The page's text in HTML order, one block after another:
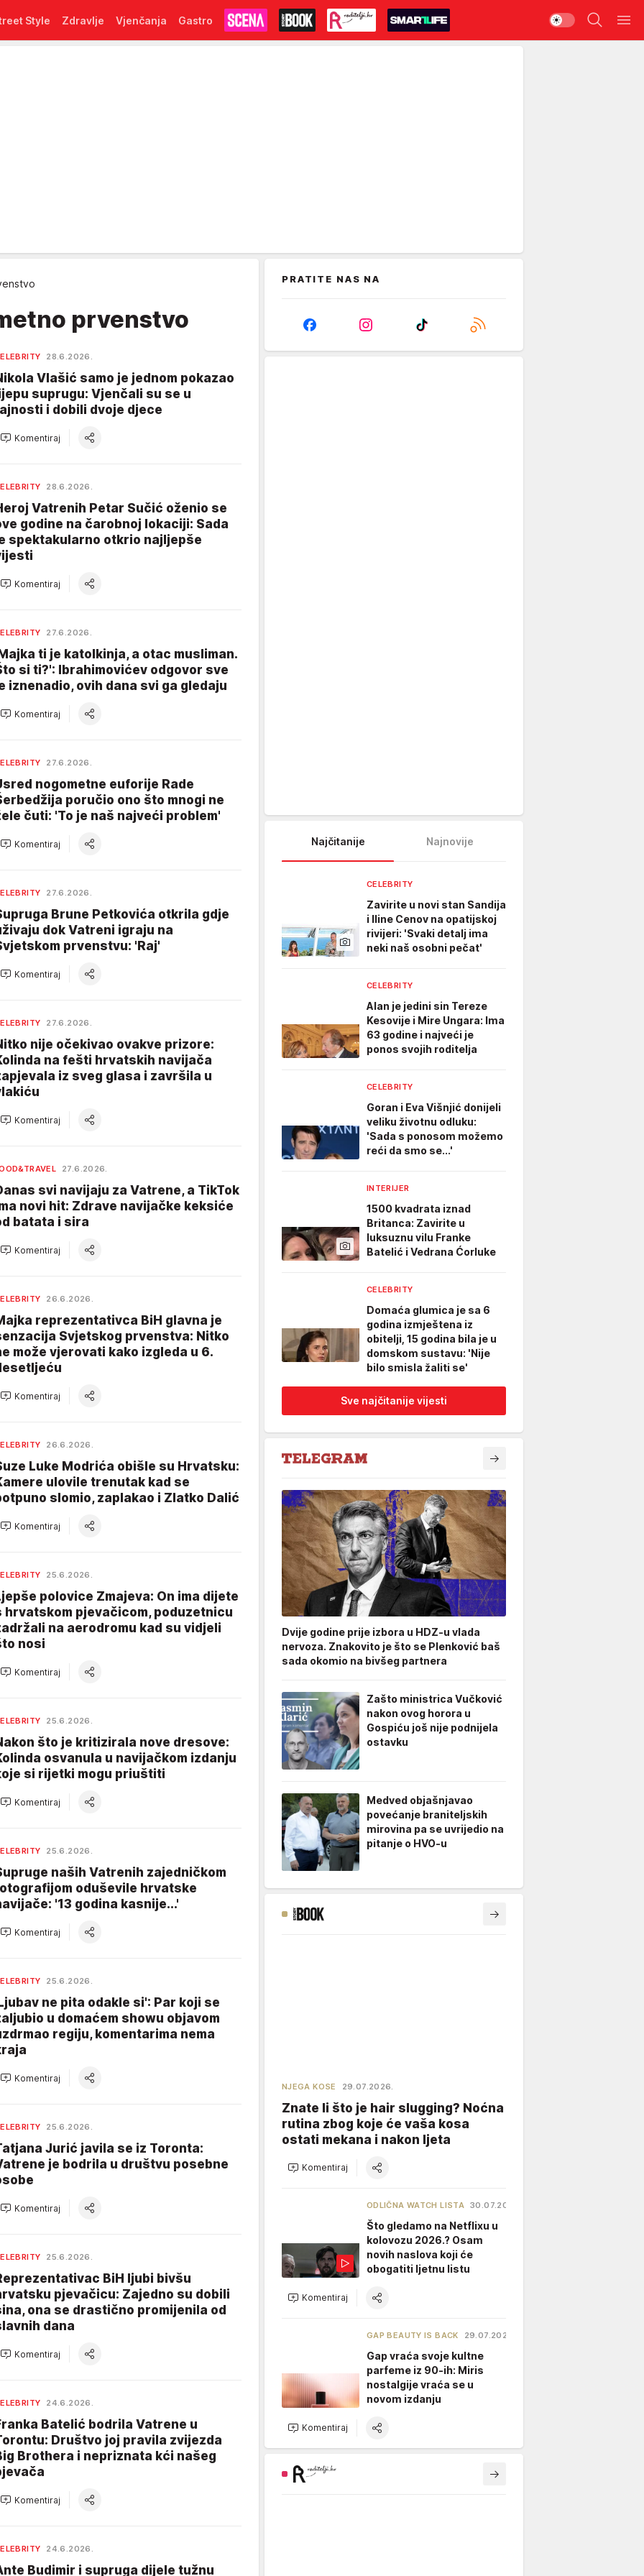
Style Zdravlje Vjenčanja Gastro
prvenstvo
28.6.2026.
Vlašić samo je jednom pokazao
suprugu: Vjenčali su se u
i dobili dvoje djece
Komentiraj
28.6.2026.
Vatrenih Petar Sučić oženio se
godine na čarobnoj lokaciji: Sada
spektakularno otkrio najljepše
Komentiraj
27.6.2026.
ti je katolkinja, a otac musliman.
si ti?': Ibrahimovićev odgovor sve
iznenadio, ovih dana svi ga gledaju
Komentiraj
27.6.2026.
nogometne euforije Rade
poručio ono što mnogi ne
čuti: 'To je naš najveći problem'
Komentiraj
27.6.2026.
Brune Petkovića otkrila gdje
dok Vatreni igraju na
prvenstvu: 'Raj'
Komentiraj
27.6.2026.
nije očekivao ovakve prizore:
na fešti hrvatskih navijača
iz sveg glasa i završila u
Komentiraj
27.6.2026.
svi navijaju za Vatrene, a TikTok
novi hit: Zdrave navijačke keksiće
batata i sira
Komentiraj
26.6.2026.
reprezentativca BiH glavna je
Svjetskog prvenstva: Nitko
može vjerovati kako izgleda u 6.
Komentiraj
26.6.2026.
Luke Modrića obišle su Hrvatsku:
ulovile trenutak kad se
slomio, zaplakao i Zlatko Dalić
Komentiraj
25.6.2026.
polovice Zmajeva: On ima dijete
hrvatskom pjevačicom, poduzetnicu
na aerodromu kad su vidjeli
nosi
Komentiraj
25.6.2026.
što je kritizirala nove dresove:
osvanula u navijačkom izdanju
si rijetki mogu priuštiti
Komentiraj
25.6.2026.
naših Vatrenih zajedničkom
oduševile hrvatske
'13 godina kasnije...'
Komentiraj
25.6.2026.
ne pita odakle si': Par koji se
u domaćem showu objavom
regiju, komentarima nema
Komentiraj
25.6.2026.
Jurić javila se iz Toronta:
je bodrila u društvu posebne
Komentiraj
25.6.2026.
BiH ljubi bivšu
pjevačicu: Zajedno su dobili
ona se drastično promijenila od
dana
Komentiraj
24.6.2026.
Batelić bodrila Vatrene u
Društvo joj pravila zvijezda
Brothera i nepriznata kći našeg
Komentiraj
24.6.2026.
Budimir i supruga dijele tužnu
PRATITE NAS NA
Najčitanije Najnovije
CELEBRITY
Zavirite u novi stan Sandija
i Iline Cenov na opatijskoj
rivijeri: 'Svaki detalj ima
neki naš osobni pečat'
CELEBRITY
Alan je jedini sin Tereze
Kesovije i Mire Ungara: Ima
63 godine i najveći je
ponos svojih roditelja
CELEBRITY
Goran i Eva Višnjić donijeli
veliku životnu odluku:
'Sada s ponosom možemo
reći da smo se...'
INTERIJER
1500 kvadrata iznad
Britanca: Zavirite u
luksuznu vilu Franke
Batelić i Vedrana Ćorluke
CELEBRITY
Domaća glumica je sa 6
godina izmještena iz
obitelji, 15 godina bila je u
domskom sustavu: 'Nije
bilo smisla žaliti se'
Sve najčitanije vijesti
Dvije godine prije izbora u HDZ-u vlada
nervoza. Znakovito je što se Plenković baš
sada okomio na bivšeg partnera
Zašto ministrica Vučković
nakon ovog horora u
Gospiću još nije podnijela
ostavku
Medved objašnjavao
povećanje braniteljskih
mirovina pa se uvrijedio na
pitanje o HVO-u
NJEGA KOSE 29.07.2026.
Znate li što je hair slugging? Noćna
rutina zbog koje će vaša kosa
ostati mekana i nakon ljeta
Komentiraj
ODLIČNA WATCH LISTA 30.07.2026.
Što gledamo na Netflixu u
kolovozu 2026.? Osam
novih naslova koji će
obogatiti ljetnu listu
Komentiraj
GAP BEAUTY IS BACK 29.07.2026.
Gap vraća svoje kultne
parfeme iz 90-ih: Miris
nostalgije vraća se u
novom izdanju
Komentiraj